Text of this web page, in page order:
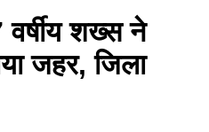
शख्स ने
जहर, जिला